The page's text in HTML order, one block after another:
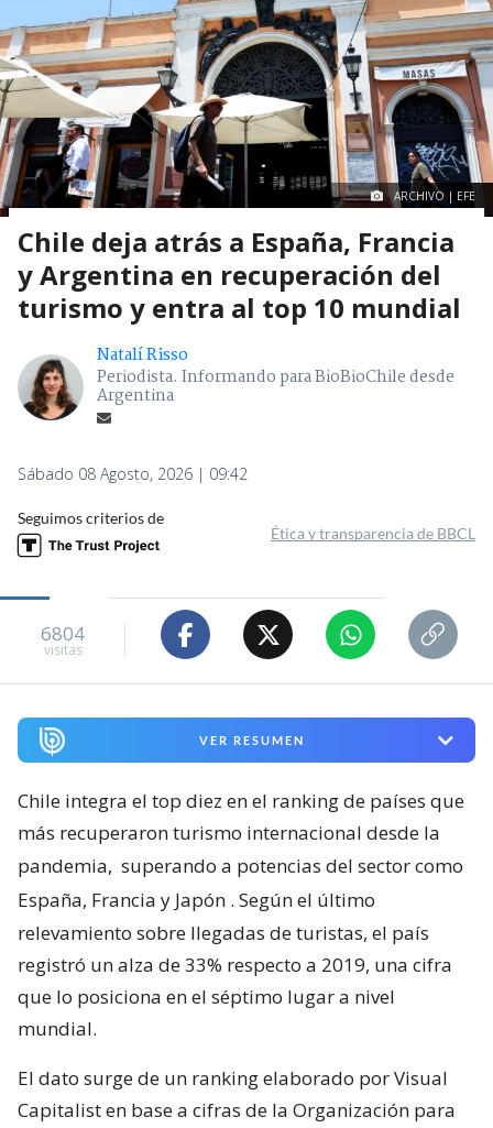
ARCHIVO | EFE
Chile deja atrás a España, Francia
y Argentina en recuperación del
turismo y entra al top 10 mundial
Natalí Risso
Periodista. Informando para BioBioChile desde
Argentina
Sábado 08 Agosto, 2026 | 09:42
Seguimos criterios de
Ética y transparencia de BBCL
6804
visitas
VER RESUMEN
Chile integra el top diez en el ranking de países que
más recuperaron turismo internacional desde la
pandemia, superando a potencias del sector como
España, Francia y Japón . Según el último
relevamiento sobre llegadas de turistas, el país
registró un alza de 33% respecto a 2019, una cifra
que lo posiciona en el séptimo lugar a nivel
mundial.
El dato surge de un ranking elaborado por Visual
Capitalist en base a cifras de la Organización para